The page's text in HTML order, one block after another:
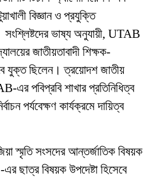
বিজ্ঞান ও প্রযুক্তি
সংশ্লিষ্টদের ভাষ্য অনুযায়ী, UTAB
জাতীয়তাবাদী শিক্ষক-
যুক্ত ছিলেন। ত্রয়োদশ জাতীয়
এর পবিপ্রবি শাখার প্রতিনিধিত্ব
পর্যবেক্ষণ কার্যক্রমে দায়িত্ব
স্মৃতি সংসদের আন্তর্জাতিক বিষয়ক
ছাত্র বিষয়ক উপদেষ্টা হিসেবে